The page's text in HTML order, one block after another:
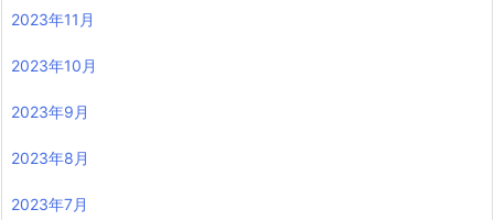
2023年11月
2023年10月
2023年9月
2023年8月
2023年7月